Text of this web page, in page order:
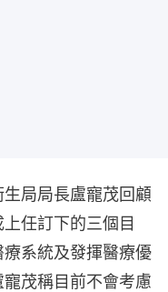
局局長盧寵茂回顧
任訂下的三個目
系統及發揮醫療優
茂稱目前不會考慮